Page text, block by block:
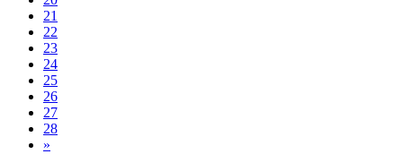
21
22
23
24
25
26
27
28
»